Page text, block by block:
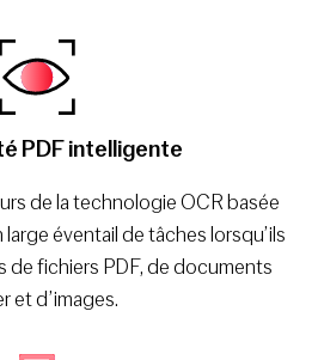
PDF intelligente
de la technologie OCR basée
large éventail de tâches lorsqu’ils
fichiers PDF, de documents
et d’images.